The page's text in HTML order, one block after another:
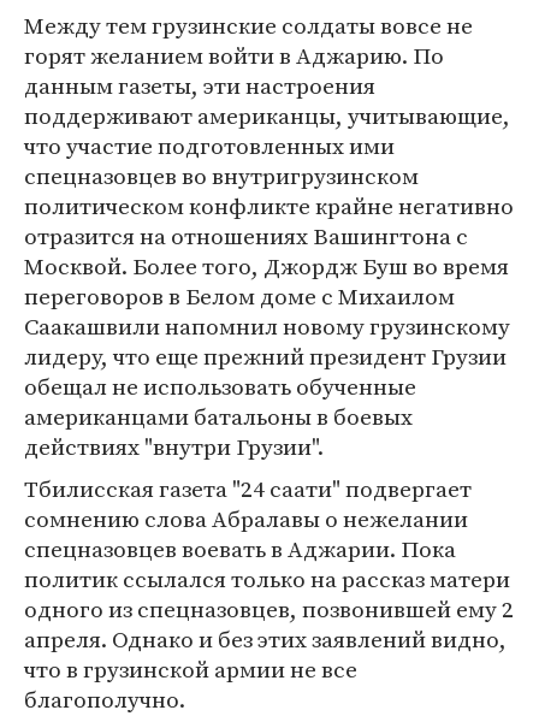
Между тем грузинские солдаты вовсе не
горят желанием войти в Аджарию. По
данным газеты, эти настроения
поддерживают американцы, учитывающие,
что участие подготовленных ими
спецназовцев во внутригрузинском
политическом конфликте крайне негативно
отразится на отношениях Вашингтона с
Москвой. Более того, Джордж Буш во время
переговоров в Белом доме с Михаилом
Саакашвили напомнил новому грузинскому
лидеру, что еще прежний президент Грузии
обещал не использовать обученные
американцами батальоны в боевых
действиях "внутри Грузии".
Тбилисская газета "24 саати" подвергает
сомнению слова Абралавы о нежелании
спецназовцев воевать в Аджарии. Пока
политик ссылался только на рассказ матери
одного из спецназовцев, позвонившей ему 2
апреля. Однако и без этих заявлений видно,
что в грузинской армии не все
благополучно.